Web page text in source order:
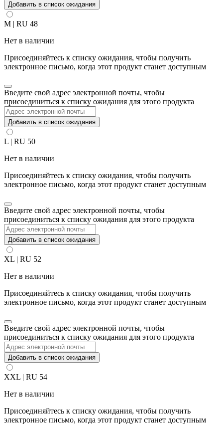
Добавить в список ожидания
M | RU 48
Нет в наличии
Присоединяйтесь к списку ожидания, чтобы получить
электронное письмо, когда этот продукт станет доступным
Закрыть
уведомление
Введите свой адрес электронной почты, чтобы
присоединиться к списку ожидания для этого продукта
Добавить в список ожидания
L | RU 50
Нет в наличии
Присоединяйтесь к списку ожидания, чтобы получить
электронное письмо, когда этот продукт станет доступным
Закрыть
уведомление
Введите свой адрес электронной почты, чтобы
присоединиться к списку ожидания для этого продукта
Добавить в список ожидания
XL | RU 52
Нет в наличии
Присоединяйтесь к списку ожидания, чтобы получить
электронное письмо, когда этот продукт станет доступным
Закрыть
уведомление
Введите свой адрес электронной почты, чтобы
присоединиться к списку ожидания для этого продукта
Добавить в список ожидания
XXL | RU 54
Нет в наличии
Присоединяйтесь к списку ожидания, чтобы получить
электронное письмо, когда этот продукт станет доступным